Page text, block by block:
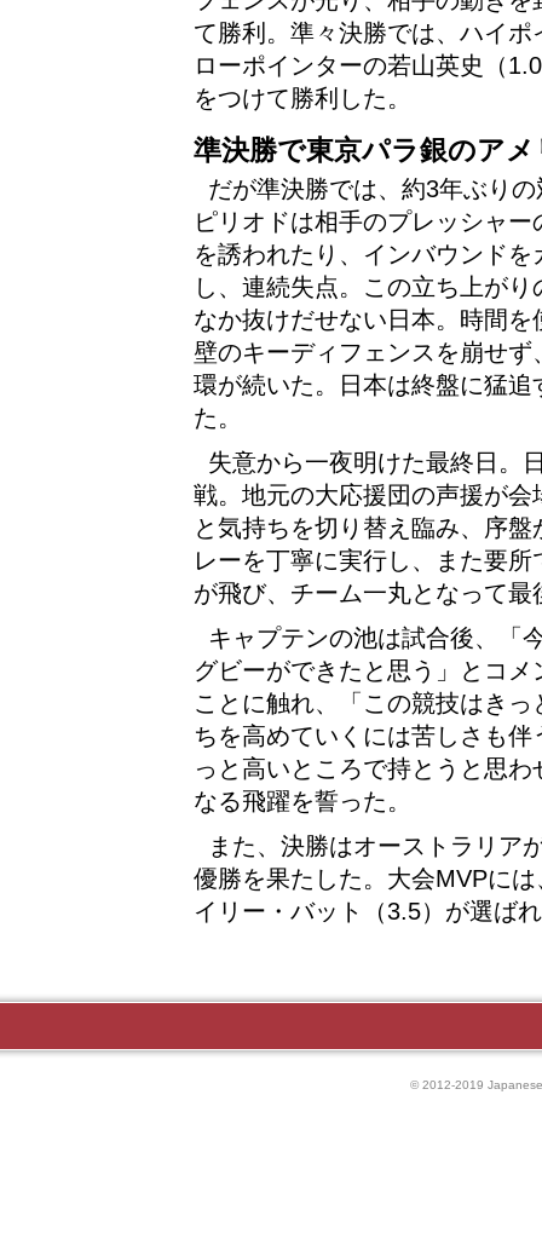
て勝利。準々決勝では、ハイ
ローポインターの若山英史（
をつけて勝利した。
準決勝で東京パラ銀のア
だが準決勝では、約3年ぶり
ピリオドは相手のプレッシャ
を誘われたり、インバウンド
し、連続失点。この立ち上が
なか抜けだせない日本。時間
壁のキーディフェンスを崩せ
環が続いた。日本は終盤に猛
た。
失意から一夜明けた最終日。
戦。地元の大応援団の声援が会
と気持ちを切り替え臨み、序
レーを丁寧に実行し、また要
が飛び、チーム一丸となって
キャプテンの池は試合後、「
グビーができたと思う」とコ
ことに触れ、「この競技はき
ちを高めていくには苦しさも
っと高いところで持とうと思
なる飛躍を誓った。
また、決勝はオーストラリア
優勝を果たした。大会MVPに
イリー・バット（3.5）が選ば
© 2012-2019